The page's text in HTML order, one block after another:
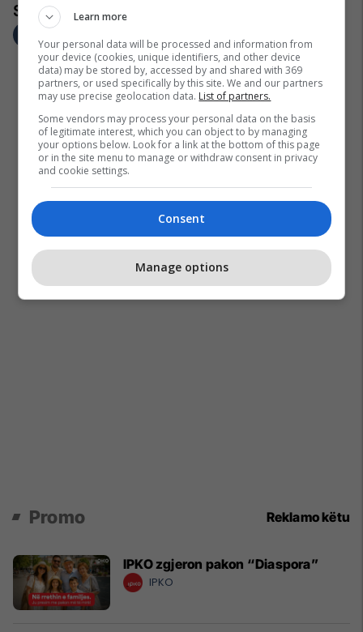
Promo Reklamo këtu
IPKO zgjeron pakon “Diaspora”
IPKO
Learn more
Your personal data will be processed and information from
your device (cookies, unique identifiers, and other device
data) may be stored by, accessed by and shared with 369
partners, or used specifically by this site. We and our partners
may use precise geolocation data. List of partners.
Some vendors may process your personal data on the basis
of legitimate interest, which you can object to by managing
your options below. Look for a link at the bottom of this page
or in the site menu to manage or withdraw consent in privacy
and cookie settings.
Consent
Manage options